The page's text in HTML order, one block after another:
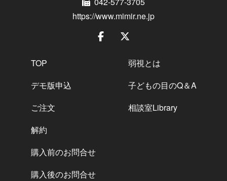
https://www.mimir.ne.jp
TOP
デモ版申込
ご注文
解約
購入前のお問合せ
購入後のお問合せ
弱視とは
子どもの目のQ＆A
相談室Library